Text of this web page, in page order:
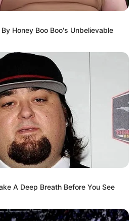
ajengkartika)
telah memiliki satu orang anak
Honey Boo Boo's Unbelievable
A Deep Breath Before You See